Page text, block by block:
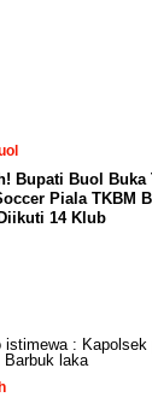
Bupati Buol Buka
Piala TKBM
14 Klub